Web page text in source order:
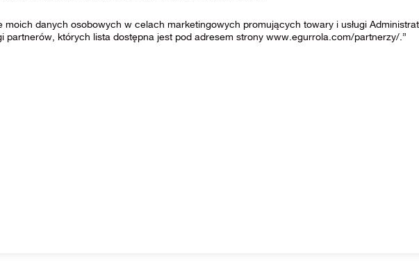
moich danych osobowych w celach marketingowych promujących towary i usługi
partnerów, których lista dostępna jest pod adresem strony www.egurrola.com/partnerzy/.”